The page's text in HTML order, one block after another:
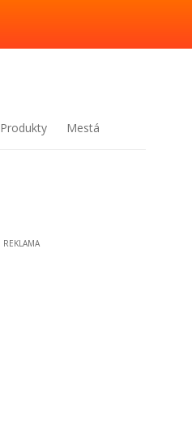
Produkty Mestá
REKLAMA